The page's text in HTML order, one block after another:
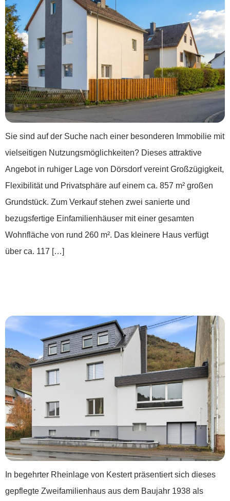
Sie sind auf der Suche nach einer besonderen Immobilie mit
vielseitigen Nutzungsmöglichkeiten? Dieses attraktive
Angebot in ruhiger Lage von Dörsdorf vereint Großzügigkeit,
Flexibilität und Privatsphäre auf einem ca. 857 m² großen
Grundstück. Zum Verkauf stehen zwei sanierte und
bezugsfertige Einfamilienhäuser mit einer gesamten
Wohnfläche von rund 260 m². Das kleinere Haus verfügt
über ca. 117 […]
In begehrter Rheinlage von Kestert präsentiert sich dieses
gepflegte Zweifamilienhaus aus dem Baujahr 1938 als